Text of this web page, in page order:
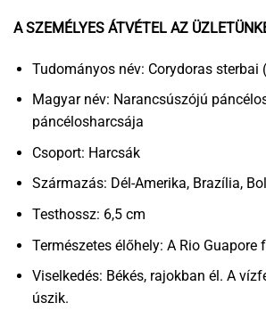
A SZEMÉLYES ÁTVÉTEL AZ
Tudományos név: Corydoras sterbai
Magyar név: Narancsúszójú
páncélosharcsája
Csoport: Harcsák
Származás: Dél-Amerika, Brazília,
Testhossz: 6,5 cm
Természetes élőhely: A Rio Guapore
Viselkedés: Békés, rajokban él. A
úszik.